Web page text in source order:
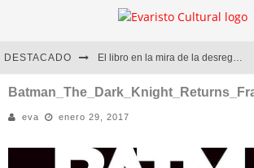
DESTACADO El libro en la mira de la desregulación
Marcelo Rubio | El llovedor
Diego Meret | Hotel Acapulco
Alejandra Correa | La nieve
eva enero 29, 2017